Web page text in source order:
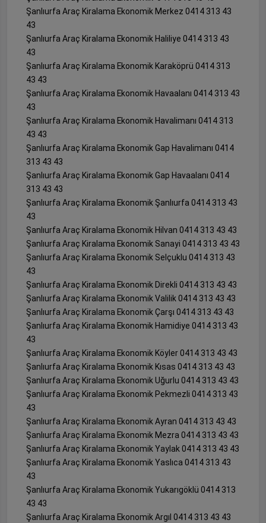
Şanlıurfa Araç Kiralama Ekonomik Merkez 0414 313 43
43
Şanlıurfa Araç Kiralama Ekonomik Haliliye 0414 313 43
43
Şanlıurfa Araç Kiralama Ekonomik Karaköprü 0414 313
43 43
Şanlıurfa Araç Kiralama Ekonomik Havaalanı 0414 313 43
43
Şanlıurfa Araç Kiralama Ekonomik Havalimanı 0414 313
43 43
Şanlıurfa Araç Kiralama Ekonomik Gap Havalimanı 0414
313 43 43
Şanlıurfa Araç Kiralama Ekonomik Gap Havaalanı 0414
313 43 43
Şanlıurfa Araç Kiralama Ekonomik Şanlıurfa 0414 313 43
43
Şanlıurfa Araç Kiralama Ekonomik Hilvan 0414 313 43 43
Şanlıurfa Araç Kiralama Ekonomik Sanayi 0414 313 43 43
Şanlıurfa Araç Kiralama Ekonomik Selçuklu 0414 313 43
43
Şanlıurfa Araç Kiralama Ekonomik Direkli 0414 313 43 43
Şanlıurfa Araç Kiralama Ekonomik Valilik 0414 313 43 43
Şanlıurfa Araç Kiralama Ekonomik Çarşı 0414 313 43 43
Şanlıurfa Araç Kiralama Ekonomik Hamidiye 0414 313 43
43
Şanlıurfa Araç Kiralama Ekonomik Köyler 0414 313 43 43
Şanlıurfa Araç Kiralama Ekonomik Kısas 0414 313 43 43
Şanlıurfa Araç Kiralama Ekonomik Uğurlu 0414 313 43 43
Şanlıurfa Araç Kiralama Ekonomik Pekmezli 0414 313 43
43
Şanlıurfa Araç Kiralama Ekonomik Ayran 0414 313 43 43
Şanlıurfa Araç Kiralama Ekonomik Mezra 0414 313 43 43
Şanlıurfa Araç Kiralama Ekonomik Yaylak 0414 313 43 43
Şanlıurfa Araç Kiralama Ekonomik Yaslıca 0414 313 43
43
Şanlıurfa Araç Kiralama Ekonomik Yukarıgöklü 0414 313
43 43
Şanlıurfa Araç Kiralama Ekonomik Argıl 0414 313 43 43